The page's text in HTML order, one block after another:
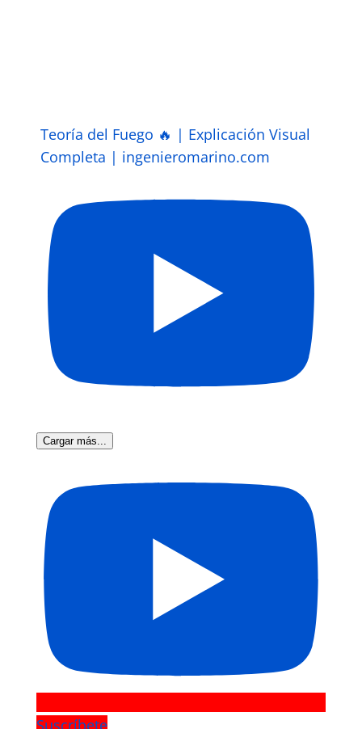
Teoría del Fuego 🔥 | Explicación Visual
Completa | ingenieromarino.com
Cargar más...
Suscríbete